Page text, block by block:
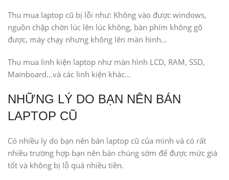
Thu mua laptop cũ bị lỗi như: Không vào được windows,
nguồn chập chờn lúc lên lúc không, bàn phím không gõ
được, máy chạy nhưng không lên màn hình…
Thu mua linh kiện laptop như màn hình LCD, RAM, SSD,
Mainboard…và các linh kiện khác…
NHỮNG LÝ DO BẠN NÊN BÁN
LAPTOP CŨ
Có nhiều ly do bạn nên bán laptop cũ của mình và có rất
nhiều trường hợp bạn nên bán chúng sớm để được mức giá
tốt và không bị lỗ quá nhiều tiền.